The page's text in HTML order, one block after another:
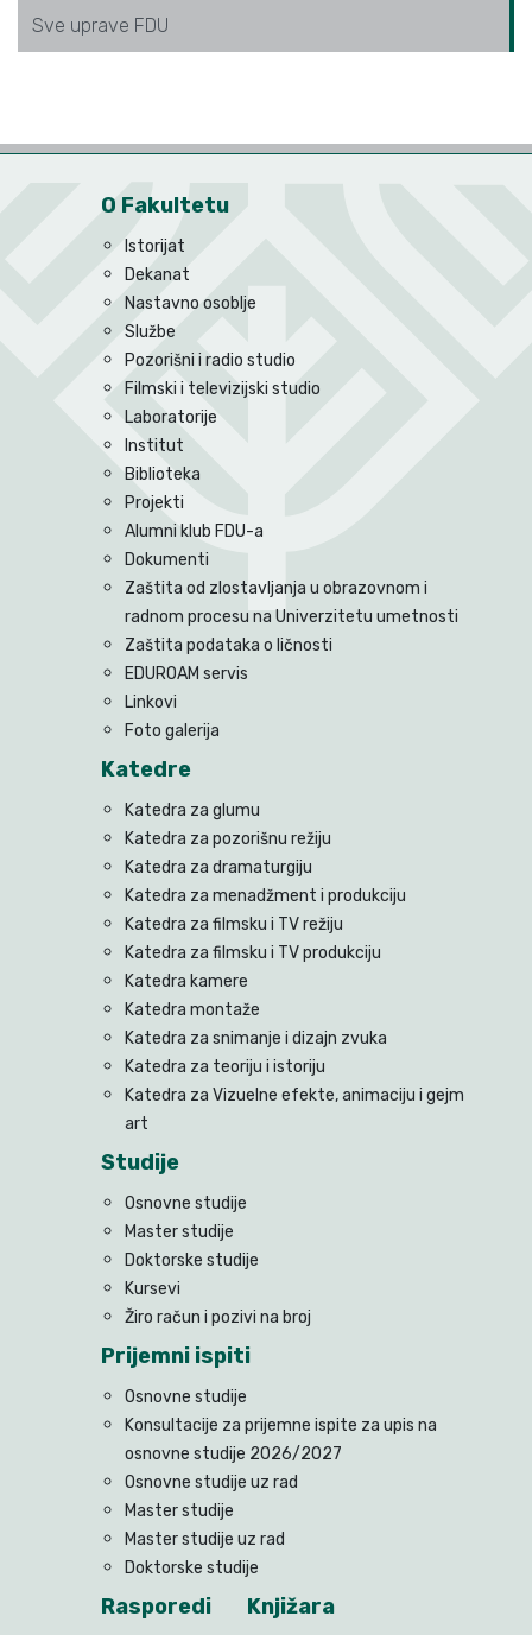
Sve uprave FDU
O Fakultetu
Istorijat
Dekanat
Nastavno osoblje
Službe
Pozorišni i radio studio
Filmski i televizijski studio
Laboratorije
Institut
Biblioteka
Projekti
Alumni klub FDU-a
Dokumenti
Zaštita od zlostavljanja u obrazovnom i
radnom procesu na Univerzitetu umetnosti
Zaštita podataka o ličnosti
EDUROAM servis
Linkovi
Foto galerija
Katedre
Katedra za glumu
Katedra za pozorišnu režiju
Katedra za dramaturgiju
Katedra za menadžment i produkciju
Katedra za filmsku i TV režiju
Katedra za filmsku i TV produkciju
Katedra kamere
Katedra montaže
Katedra za snimanje i dizajn zvuka
Katedra za teoriju i istoriju
Katedra za Vizuelne efekte, animaciju i gejm
art
Studije
Osnovne studije
Master studije
Doktorske studije
Kursevi
Žiro račun i pozivi na broj
Prijemni ispiti
Osnovne studije
Konsultacije za prijemne ispite za upis na
osnovne studije 2026/2027
Osnovne studije uz rad
Master studije
Master studije uz rad
Doktorske studije
Rasporedi Knjižara